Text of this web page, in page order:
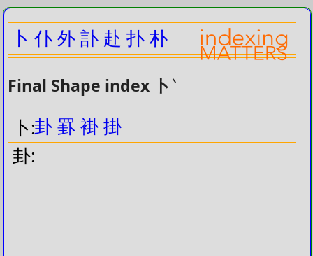
Final Shape index 卜 丶
卜:
卜 仆 外 訃 赴 扑 朴
卦:
卦 罫 褂 掛